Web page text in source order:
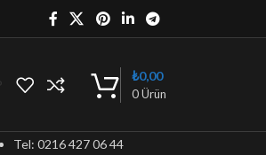
0Ürün
₺0,00
Tel: 0216 427 06 44